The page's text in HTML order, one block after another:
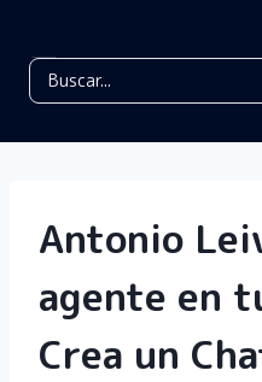
Antonio
agente en
Crea un